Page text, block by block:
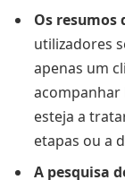
Os resumos
utilizadores
apenas um
acompanhar
esteja a
etapas ou a
A pesquisa